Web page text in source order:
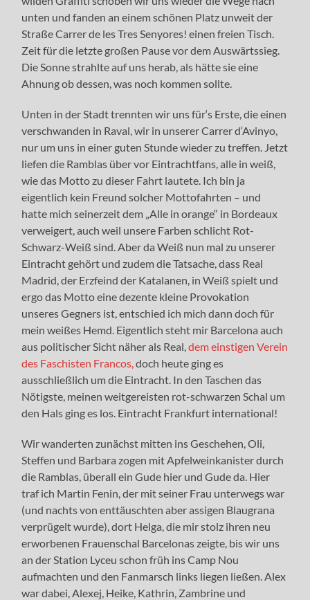
unten und fanden an einem schönen Platz unweit der
Straße Carrer de les Tres Senyores! einen freien Tisch.
Zeit für die letzte großen Pause vor dem Auswärtssieg.
Die Sonne strahlte auf uns herab, als hätte sie eine
Ahnung ob dessen, was noch kommen sollte.
Unten in der Stadt trennten wir uns für‘s Erste, die einen
verschwanden in Raval, wir in unserer Carrer d‘Avinyo,
nur um uns in einer guten Stunde wieder zu treffen. Jetzt
liefen die Ramblas über vor Eintrachtfans, alle in weiß,
wie das Motto zu dieser Fahrt lautete. Ich bin ja
eigentlich kein Freund solcher Mottofahrten – und
hatte mich seinerzeit dem „Alle in orange“ in Bordeaux
verweigert, auch weil unsere Farben schlicht Rot-
Schwarz-Weiß sind. Aber da Weiß nun mal zu unserer
Eintracht gehört und zudem die Tatsache, dass Real
Madrid, der Erzfeind der Katalanen, in Weiß spielt und
ergo das Motto eine dezente kleine Provokation
unseres Gegners ist, entschied ich mich dann doch für
mein weißes Hemd. Eigentlich steht mir Barcelona auch
aus politischer Sicht näher als Real,dem einstigen Verein
des Faschisten Francos,doch heute ging es
ausschließlich um die Eintracht. In den Taschen das
Nötigste, meinen weitgereisten rot-schwarzen Schal um
den Hals ging es los. Eintracht Frankfurt international!
Wir wanderten zunächst mitten ins Geschehen, Oli,
Steffen und Barbara zogen mit Apfelweinkanister durch
die Ramblas, überall ein Gude hier und Gude da. Hier
traf ich Martin Fenin, der mit seiner Frau unterwegs war
(und nachts von enttäuschten aber assigen Blaugrana
verprügelt wurde), dort Helga, die mir stolz ihren neu
erworbenen Frauenschal Barcelonas zeigte, bis wir uns
an der Station Lyceu schon früh ins Camp Nou
aufmachten und den Fanmarsch links liegen ließen. Alex
war dabei, Alexej, Heike, Kathrin, Zambrine und